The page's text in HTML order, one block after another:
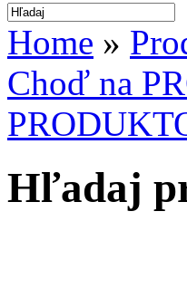
Home »
Choď na
Hľadaj